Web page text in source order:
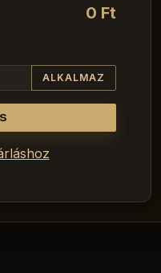
0 Ft
ALKALMAZ